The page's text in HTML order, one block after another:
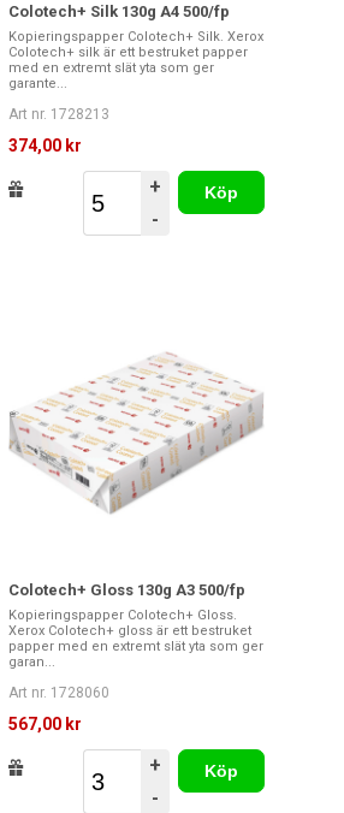
Colotech+ Silk 130g A4 500/fp
Kopieringspapper Colotech+ Silk. Xerox
Colotech+ silk är ett bestruket papper
med en extremt slät yta som ger
garante...
Art nr. 1728213
374,00 kr
+
-
Köp
Colotech+ Gloss 130g A3 500/fp
Kopieringspapper Colotech+ Gloss.
Xerox Colotech+ gloss är ett bestruket
papper med en extremt slät yta som ger
garan...
Art nr. 1728060
567,00 kr
+
-
Köp